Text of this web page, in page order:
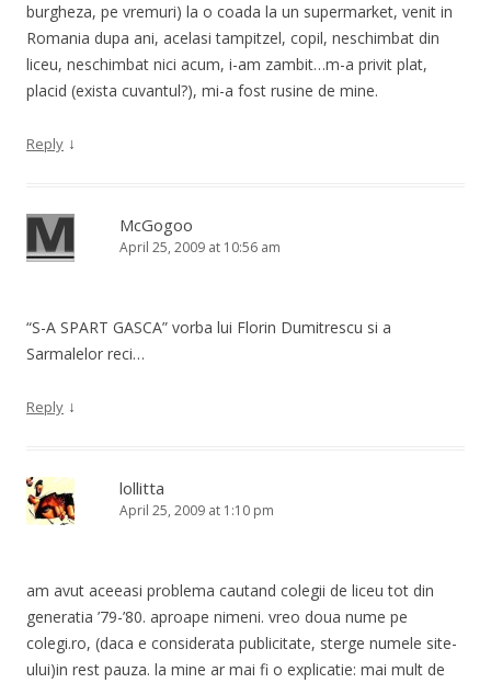
burgheza, pe vremuri) la o coada la un supermarket, venit in
Romania dupa ani, acelasi tampitzel, copil, neschimbat din
liceu, neschimbat nici acum, i-am zambit…m-a privit plat,
placid (exista cuvantul?), mi-a fost rusine de mine.
Reply ↓
McGogoo
April 25, 2009 at 10:56 am
“S-A SPART GASCA” vorba lui Florin Dumitrescu si a
Sarmalelor reci…
Reply ↓
lollitta
April 25, 2009 at 1:10 pm
am avut aceeasi problema cautand colegii de liceu tot din
generatia ’79-’80. aproape nimeni. vreo doua nume pe
colegi.ro, (daca e considerata publicitate, sterge numele site-
ului)in rest pauza. la mine ar mai fi o explicatie: mai mult de